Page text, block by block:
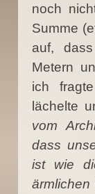
noch
Summe
auf,
Metern
ich
lächelte
vom
dass
ist wie